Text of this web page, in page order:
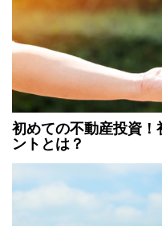
初めての不動産投資！
ントとは？